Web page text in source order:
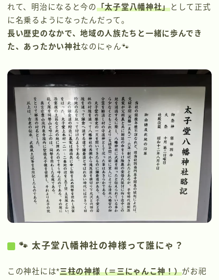
れて、明治になると今の「太子堂八幡神社」として正式
に名乗るようになったんだって。
長い歴史のなかで、地域の人族たちと一緒に歩んでき
た、あったかい神社なのにゃん🐾
🐾 太子堂八幡神社の神様って誰にゃ？
この神社には*三柱の神様（＝三にゃんこ神！）がお祀